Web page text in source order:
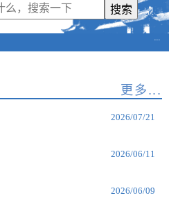
···
更多...
2026/07/21
2026/06/11
2026/06/09